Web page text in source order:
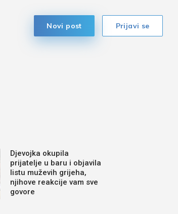
Prijavi se
Novi post
Djevojka okupila
prijatelje u baru i objavila
listu muževih grijeha,
njihove reakcije vam sve
govore